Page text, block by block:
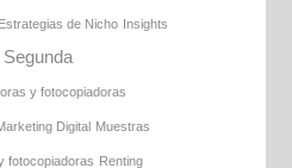
Estrategias de Nicho Insights
Segunda
y fotocopiadoras
Digital Muestras
fotocopiadoras Renting